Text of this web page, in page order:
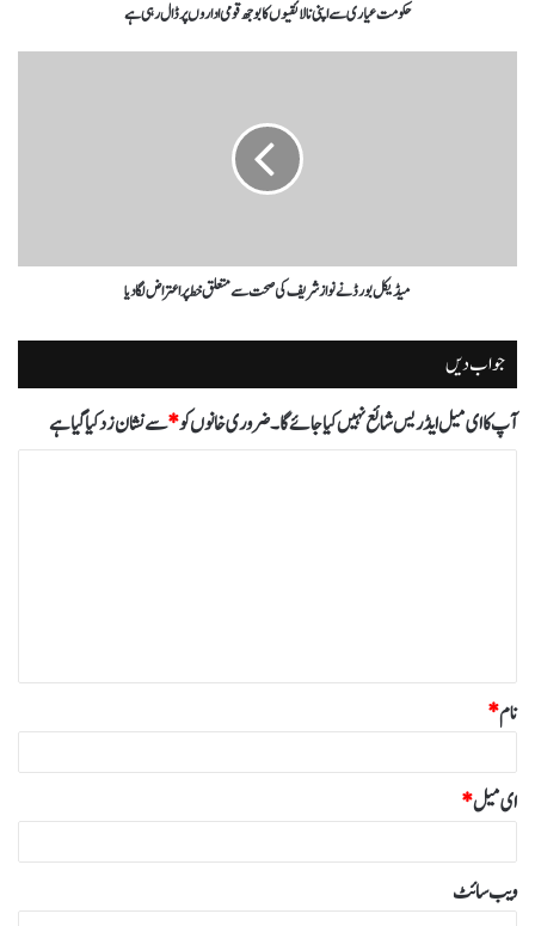
حکومت عیاری سے اپنی نا لائقیوں کا بوجھ قومی اداروں پر ڈال رہی ہے
میڈیکل بورڈنے نواز شریف کی صحت سے متعلق خط پراعتراض لگا دیا
جواب دیں
آپ کا ای میل ایڈریس شائع نہیں کیا جائے گا۔ضروری خانوں کو*سے نشان زد کیا گیا ہے
نام*
ای میل*
ویب‌ سائٹ